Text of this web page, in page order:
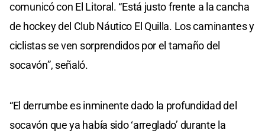
comunicó con El Litoral. “Está justo frente a la cancha
de hockey del Club Náutico El Quilla. Los caminantes y
ciclistas se ven sorprendidos por el tamaño del
socavón”, señaló.
“El derrumbe es inminente dado la profundidad del
socavón que ya había sido ‘arreglado’ durante la